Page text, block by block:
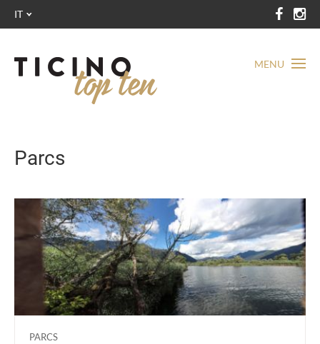
MENU
IT
Parcs
PARCS